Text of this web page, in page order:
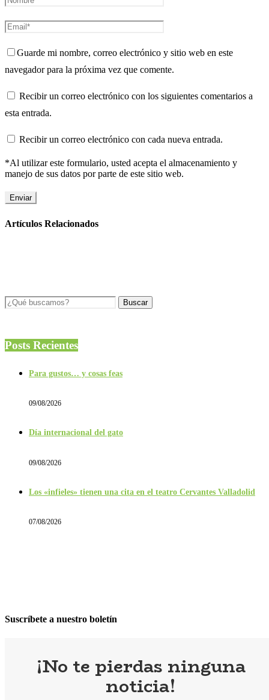
Guarde mi nombre, correo electrónico y sitio web en este
navegador para la próxima vez que comente.
Recibir un correo electrónico con los siguientes comentarios a
esta entrada.
Recibir un correo electrónico con cada nueva entrada.
*Al utilizar este formulario, usted acepta el almacenamiento y
manejo de sus datos por parte de este sitio web.
Artículos Relacionados
Posts Recientes
Para gustos… y cosas feas
09/08/2026
Día internacional del gato
09/08/2026
Los «infieles» tienen una cita en el teatro Cervantes Valladolid
07/08/2026
Suscríbete a nuestro boletín
¡No te pierdas ninguna
noticia!